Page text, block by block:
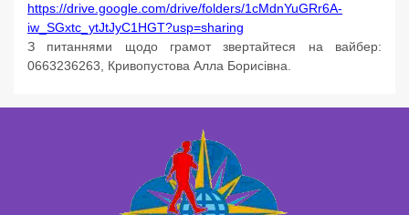
https://drive.google.com/drive/folders/1cMdnYuGRr6A-
iw_SGxtc_ytJtJyC1HGT?usp=sharing
З питаннями щодо грамот звертайтеся на вайбер:
0663236263, Кривопустова Алла Борисівна.